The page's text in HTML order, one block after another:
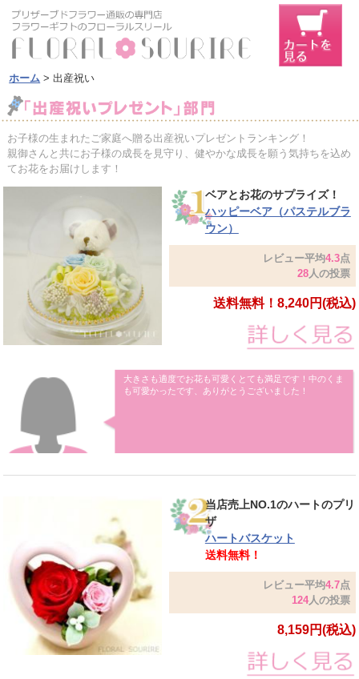
ホーム > 出産祝い
お子様の生まれたご家庭へ贈る出産祝いプレゼントランキング！
親御さんと共にお子様の成長を見守り、健やかな成長を願う気持ちを込め
てお花をお届けします！
ベアとお花のサプライズ！
ハッピーベア（パステルブラ
ウン）
レビュー平均4.3点
28人の投票
送料無料！8,240円(税込)
大きさも適度でお花も可愛くとても満足です！中のくま
も可愛かったです、ありがとうございました！
当店売上NO.1のハートのプリ
ザ
ハートバスケット
送料無料！
レビュー平均4.7点
124人の投票
8,159円(税込)